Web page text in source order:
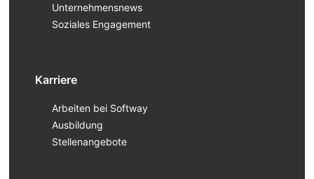
Unternehmensnews
Soziales Engagement
Karriere
Arbeiten bei Softway
Ausbildung
Stellenangebote